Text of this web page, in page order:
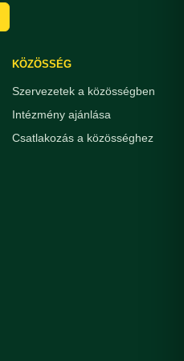
KÖZÖSSÉG
Szervezetek a közösségben
Intézmény ajánlása
Csatlakozás a közösséghez